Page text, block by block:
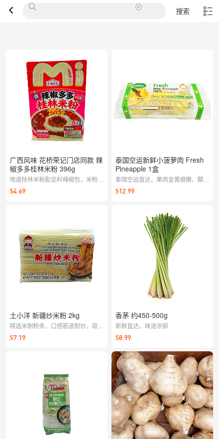
搜索
广西风味 花桥荣记门店同款 辣
椒多多桂林米粉 396g
地道桂林米粉配足料辣椒包，米粉筋
道爽滑，拌开即香，想吃家乡味随时
一碗。
$4.69
土小洋 新疆炒米粉 2kg
精选米制粉条，口感筋道耐炒，吸汁
包味。家常炒粉、拌粉、汤粉都能轻
松驾驭，轻松还原地道风味。
$7.19
泰国空运新鲜小菠萝肉 Fresh
Pineapple 1盒
泰国空运直达，果肉金黄细嫩、酸甜
平衡。清香爽口、汁水丰盈，冰镇后
风味更佳。
$12.99
香茅 约450-500g
新鲜直达，味道浓郁
$8.99